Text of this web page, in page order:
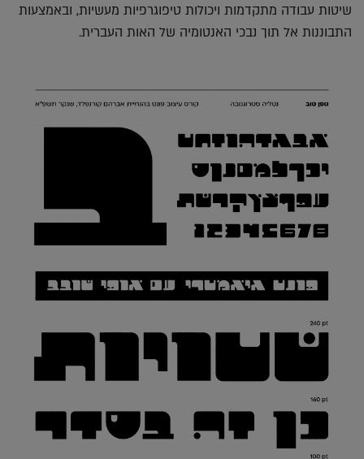
שיטות עבודה מתקדמות ויכולות טיפוגרפיות מעשיות, ובאמצעות
התבוננות אל תוך נבכי האנטומיה של האות העברית.